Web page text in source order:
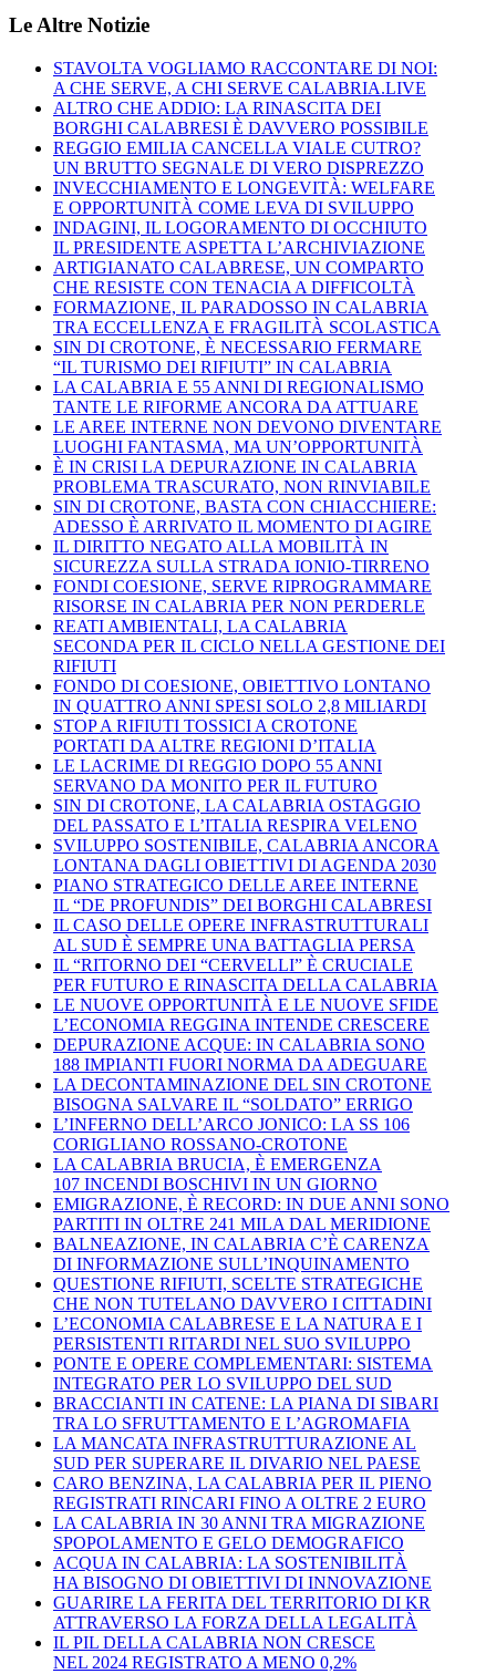
Le Altre Notizie
STAVOLTA VOGLIAMO RACCONTARE DI NOI:
A CHE SERVE, A CHI SERVE CALABRIA.LIVE
ALTRO CHE ADDIO: LA RINASCITA DEI
BORGHI CALABRESI È DAVVERO POSSIBILE
REGGIO EMILIA CANCELLA VIALE CUTRO?
UN BRUTTO SEGNALE DI VERO DISPREZZO
INVECCHIAMENTO E LONGEVITÀ: WELFARE
E OPPORTUNITÀ COME LEVA DI SVILUPPO
INDAGINI, IL LOGORAMENTO DI OCCHIUTO
IL PRESIDENTE ASPETTA L’ARCHIVIAZIONE
ARTIGIANATO CALABRESE, UN COMPARTO
CHE RESISTE CON TENACIA A DIFFICOLTÀ
FORMAZIONE, IL PARADOSSO IN CALABRIA
TRA ECCELLENZA E FRAGILITÀ SCOLASTICA
SIN DI CROTONE, È NECESSARIO FERMARE
“IL TURISMO DEI RIFIUTI” IN CALABRIA
LA CALABRIA E 55 ANNI DI REGIONALISMO
TANTE LE RIFORME ANCORA DA ATTUARE
LE AREE INTERNE NON DEVONO DIVENTARE
LUOGHI FANTASMA, MA UN’OPPORTUNITÀ
È IN CRISI LA DEPURAZIONE IN CALABRIA
PROBLEMA TRASCURATO, NON RINVIABILE
SIN DI CROTONE, BASTA CON CHIACCHIERE:
ADESSO È ARRIVATO IL MOMENTO DI AGIRE
IL DIRITTO NEGATO ALLA MOBILITÀ IN
SICUREZZA SULLA STRADA IONIO-TIRRENO
FONDI COESIONE, SERVE RIPROGRAMMARE
RISORSE IN CALABRIA PER NON PERDERLE
REATI AMBIENTALI, LA CALABRIA
SECONDA PER IL CICLO NELLA GESTIONE DEI
RIFIUTI
FONDO DI COESIONE, OBIETTIVO LONTANO
IN QUATTRO ANNI SPESI SOLO 2,8 MILIARDI
STOP A RIFIUTI TOSSICI A CROTONE
PORTATI DA ALTRE REGIONI D’ITALIA
LE LACRIME DI REGGIO DOPO 55 ANNI
SERVANO DA MONITO PER IL FUTURO
SIN DI CROTONE, LA CALABRIA OSTAGGIO
DEL PASSATO E L’ITALIA RESPIRA VELENO
SVILUPPO SOSTENIBILE, CALABRIA ANCORA
LONTANA DAGLI OBIETTIVI DI AGENDA 2030
PIANO STRATEGICO DELLE AREE INTERNE
IL “DE PROFUNDIS” DEI BORGHI CALABRESI
IL CASO DELLE OPERE INFRASTRUTTURALI
AL SUD È SEMPRE UNA BATTAGLIA PERSA
IL “RITORNO DEI “CERVELLI” È CRUCIALE
PER FUTURO E RINASCITA DELLA CALABRIA
LE NUOVE OPPORTUNITÀ E LE NUOVE SFIDE
L’ECONOMIA REGGINA INTENDE CRESCERE
DEPURAZIONE ACQUE: IN CALABRIA SONO
188 IMPIANTI FUORI NORMA DA ADEGUARE
LA DECONTAMINAZIONE DEL SIN CROTONE
BISOGNA SALVARE IL “SOLDATO” ERRIGO
L’INFERNO DELL’ARCO JONICO: LA SS 106
CORIGLIANO ROSSANO-CROTONE
LA CALABRIA BRUCIA, È EMERGENZA
107 INCENDI BOSCHIVI IN UN GIORNO
EMIGRAZIONE, È RECORD: IN DUE ANNI SONO
PARTITI IN OLTRE 241 MILA DAL MERIDIONE
BALNEAZIONE, IN CALABRIA C’È CARENZA
DI INFORMAZIONE SULL’INQUINAMENTO
QUESTIONE RIFIUTI, SCELTE STRATEGICHE
CHE NON TUTELANO DAVVERO I CITTADINI
L’ECONOMIA CALABRESE E LA NATURA E I
PERSISTENTI RITARDI NEL SUO SVILUPPO
PONTE E OPERE COMPLEMENTARI: SISTEMA
INTEGRATO PER LO SVILUPPO DEL SUD
BRACCIANTI IN CATENE: LA PIANA DI SIBARI
TRA LO SFRUTTAMENTO E L’AGROMAFIA
LA MANCATA INFRASTRUTTURAZIONE AL
SUD PER SUPERARE IL DIVARIO NEL PAESE
CARO BENZINA, LA CALABRIA PER IL PIENO
REGISTRATI RINCARI FINO A OLTRE 2 EURO
LA CALABRIA IN 30 ANNI TRA MIGRAZIONE
SPOPOLAMENTO E GELO DEMOGRAFICO
ACQUA IN CALABRIA: LA SOSTENIBILITÀ
HA BISOGNO DI OBIETTIVI DI INNOVAZIONE
GUARIRE LA FERITA DEL TERRITORIO DI KR
ATTRAVERSO LA FORZA DELLA LEGALITÀ
IL PIL DELLA CALABRIA NON CRESCE
NEL 2024 REGISTRATO A MENO 0,2%